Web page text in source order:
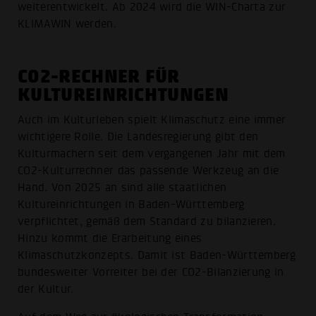
weiterentwickelt. Ab 2024 wird die WIN-Charta zur
KLIMAWIN werden.
CO2-RECHNER FÜR
KULTUREINRICHTUNGEN
Auch im Kulturleben spielt Klimaschutz eine immer
wichtigere Rolle. Die Landesregierung gibt den
Kulturmachern seit dem vergangenen Jahr mit dem
CO2-Kulturrechner das passende Werkzeug an die
Hand. Von 2025 an sind alle staatlichen
Kultureinrichtungen in Baden-Württemberg
verpflichtet, gemäß dem Standard zu bilanzieren.
Hinzu kommt die Erarbeitung eines
Klimaschutzkonzepts. Damit ist Baden-Württemberg
bundesweiter Vorreiter bei der CO2-Bilanzierung in
der Kultur.